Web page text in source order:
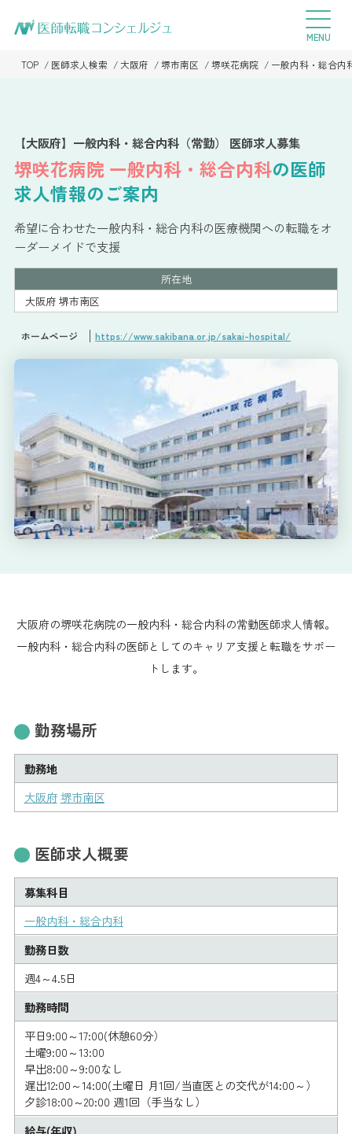
TOP 医師求人検索 大阪府 堺市南区 堺咲花病院 一般内科・総合内
【大阪府】一般内科・総合内科（常勤） 医師求人募集
堺咲花病院 一般内科・総合内科の医師
求人情報のご案内
希望に合わせた一般内科・総合内科の医療機関への転職をオ
ーダーメイドで支援
所在地
大阪府 堺市南区
ホームページ https://www.sakibana.or.jp/sakai-hospital/
大阪府の堺咲花病院の一般内科・総合内科の常勤医師求人情報。
一般内科・総合内科の医師としてのキャリア支援と転職をサポー
トします。
勤務場所
勤務地
大阪府 堺市南区
医師求人概要
募集科目
一般内科・総合内科
勤務日数
週4～4.5日
勤務時間
平日9:00～17:00(休憩60分）
土曜9:00～13:00
早出8:00～9:00なし
遅出12:00～14:00(土曜日 月1回/当直医との交代が14:00～）
夕診18:00～20:00 週1回（手当なし）
給与(年収)